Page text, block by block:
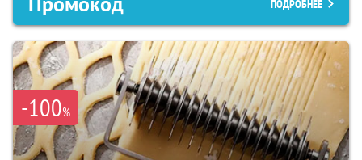
ПОДРОБНЕЕ
-100%